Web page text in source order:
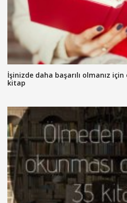
İşinizde daha başarılı olmanız
kitap